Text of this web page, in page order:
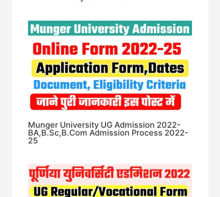
Munger University UG Admission 2022-
BA,B.Sc,B.Com Admission Process 2022-
25